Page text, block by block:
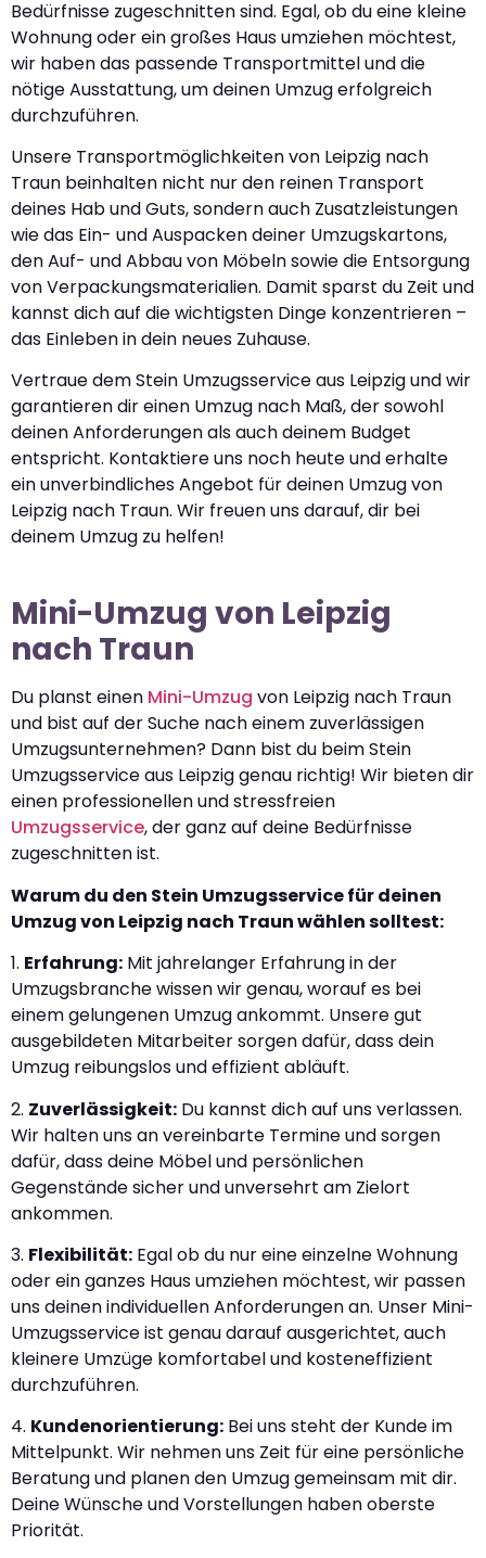
Bedürfnisse zugeschnitten sind. Egal, ob du eine kleine
Wohnung oder ein großes Haus umziehen möchtest,
wir haben das passende Transportmittel und die
nötige Ausstattung, um deinen Umzug erfolgreich
durchzuführen.
Unsere Transportmöglichkeiten von Leipzig nach
Traun beinhalten nicht nur den reinen Transport
deines Hab und Guts, sondern auch Zusatzleistungen
wie das Ein- und Auspacken deiner Umzugskartons,
den Auf- und Abbau von Möbeln sowie die Entsorgung
von Verpackungsmaterialien. Damit sparst du Zeit und
kannst dich auf die wichtigsten Dinge konzentrieren –
das Einleben in dein neues Zuhause.
Vertraue dem Stein Umzugsservice aus Leipzig und wir
garantieren dir einen Umzug nach Maß, der sowohl
deinen Anforderungen als auch deinem Budget
entspricht. Kontaktiere uns noch heute und erhalte
ein unverbindliches Angebot für deinen Umzug von
Leipzig nach Traun. Wir freuen uns darauf, dir bei
deinem Umzug zu helfen!
Mini-Umzug von Leipzig
nach Traun
Du planst einen Mini-Umzug von Leipzig nach Traun
und bist auf der Suche nach einem zuverlässigen
Umzugsunternehmen? Dann bist du beim Stein
Umzugsservice aus Leipzig genau richtig! Wir bieten dir
einen professionellen und stressfreien
Umzugsservice, der ganz auf deine Bedürfnisse
zugeschnitten ist.
Warum du den Stein Umzugsservice für deinen
Umzug von Leipzig nach Traun wählen solltest:
1. Erfahrung: Mit jahrelanger Erfahrung in der
Umzugsbranche wissen wir genau, worauf es bei
einem gelungenen Umzug ankommt. Unsere gut
ausgebildeten Mitarbeiter sorgen dafür, dass dein
Umzug reibungslos und effizient abläuft.
2. Zuverlässigkeit: Du kannst dich auf uns verlassen.
Wir halten uns an vereinbarte Termine und sorgen
dafür, dass deine Möbel und persönlichen
Gegenstände sicher und unversehrt am Zielort
ankommen.
3. Flexibilität: Egal ob du nur eine einzelne Wohnung
oder ein ganzes Haus umziehen möchtest, wir passen
uns deinen individuellen Anforderungen an. Unser Mini-
Umzugsservice ist genau darauf ausgerichtet, auch
kleinere Umzüge komfortabel und kosteneffizient
durchzuführen.
4. Kundenorientierung: Bei uns steht der Kunde im
Mittelpunkt. Wir nehmen uns Zeit für eine persönliche
Beratung und planen den Umzug gemeinsam mit dir.
Deine Wünsche und Vorstellungen haben oberste
Priorität.